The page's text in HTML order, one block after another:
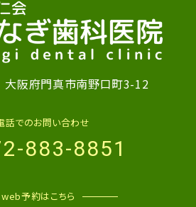
大阪府門真市南野口町3-12
話でのお問い合わせ
883-8851
web予約はこちら